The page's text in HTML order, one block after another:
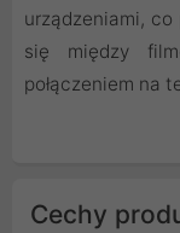
urządzeniami, co
się między
połączeniem na
Cechy